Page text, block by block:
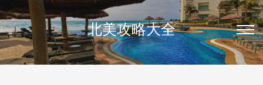
北美攻略大全